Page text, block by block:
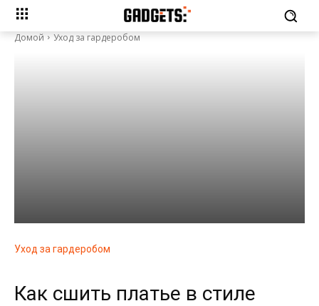
Домой Уход за гардеробом
Уход за гардеробом
Как сшить платье в стиле